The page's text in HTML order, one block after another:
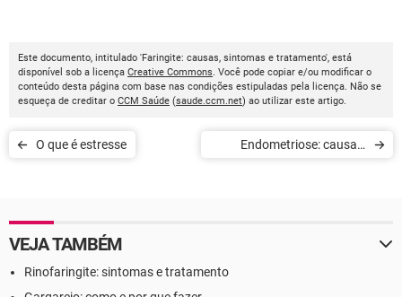
Este documento, intitulado 'Faringite: causas, sintomas e tratamento', está
disponível sob a licença Creative Commons. Você pode copiar e/ou modificar o
conteúdo desta página com base nas condições estipuladas pela licença. Não se
esqueça de creditar o CCM Saúde (saude.ccm.net) ao utilizar este artigo.
O que é estresse
Endometriose: causas,
VEJA TAMBÉM
Rinofaringite: sintomas e tratamento